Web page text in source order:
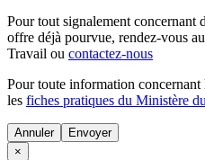
Pour tout signalement concernant
offre déjà pourvue, rendez-vous
Travail ou contactez-nous
Pour toute information concernant
les fiches pratiques du Ministère
Annuler
×